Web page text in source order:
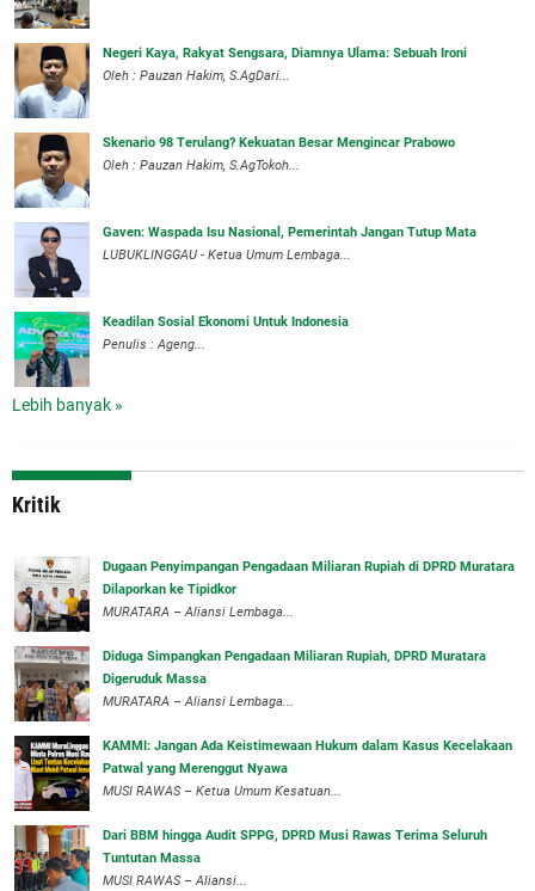
Negeri Kaya, Rakyat Sengsara, Diamnya Ulama: Sebuah Ironi
Oleh : Pauzan Hakim, S.AgDari...
Skenario 98 Terulang? Kekuatan Besar Mengincar Prabowo
Oleh : Pauzan Hakim, S.AgTokoh...
Gaven: Waspada Isu Nasional, Pemerintah Jangan Tutup Mata
LUBUKLINGGAU - Ketua Umum Lembaga...
Keadilan Sosial Ekonomi Untuk Indonesia
Penulis : Ageng...
Lebih banyak »
Kritik
‎Dugaan Penyimpangan Pengadaan Miliaran Rupiah di DPRD Muratara
Dilaporkan ke Tipidkor
‎MURATARA – Aliansi Lembaga...
Diduga Simpangkan Pengadaan Miliaran Rupiah, DPRD Muratara
Digeruduk Massa
‎MURATARA – Aliansi Lembaga...
‎KAMMI: Jangan Ada Keistimewaan Hukum dalam Kasus Kecelakaan
Patwal yang Merenggut Nyawa
‎MUSI RAWAS – Ketua Umum Kesatuan...
Dari BBM hingga Audit SPPG, DPRD Musi Rawas Terima Seluruh
Tuntutan Massa
MUSI RAWAS – Aliansi...